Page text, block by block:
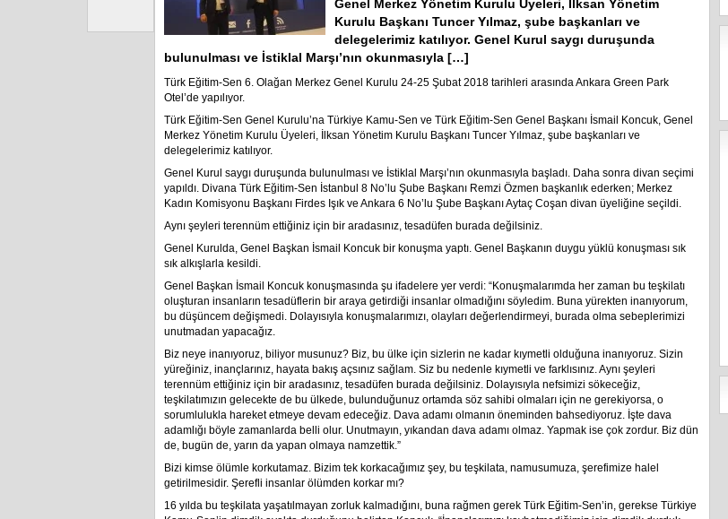
Genel Merkez Yönetim Kurulu Üyeleri, İlksan Yönetim
Kurulu Başkanı Tuncer Yılmaz, şube başkanları ve
delegelerimiz katılıyor. Genel Kurul saygı duruşunda
bulunulması ve İstiklal Marşı’nın okunmasıyla […]
Türk Eğitim-Sen 6. Olağan Merkez Genel Kurulu 24-25 Şubat 2018 tarihleri arasında Ankara Green Park
Otel’de yapılıyor.
Türk Eğitim-Sen Genel Kurulu’na Türkiye Kamu-Sen ve Türk Eğitim-Sen Genel Başkanı İsmail Koncuk, Genel
Merkez Yönetim Kurulu Üyeleri, İlksan Yönetim Kurulu Başkanı Tuncer Yılmaz, şube başkanları ve
delegelerimiz katılıyor.
Genel Kurul saygı duruşunda bulunulması ve İstiklal Marşı’nın okunmasıyla başladı. Daha sonra divan seçimi
yapıldı. Divana Türk Eğitim-Sen İstanbul 8 No’lu Şube Başkanı Remzi Özmen başkanlık ederken; Merkez
Kadın Komisyonu Başkanı Firdes Işık ve Ankara 6 No’lu Şube Başkanı Aytaç Coşan divan üyeliğine seçildi.
Aynı şeyleri terennüm ettiğiniz için bir aradasınız, tesadüfen burada değilsiniz.
Genel Kurulda, Genel Başkan İsmail Koncuk bir konuşma yaptı. Genel Başkanın duygu yüklü konuşması sık
sık alkışlarla kesildi.
Genel Başkan İsmail Koncuk konuşmasında şu ifadelere yer verdi: “Konuşmalarımda her zaman bu teşkilatı
oluşturan insanların tesadüflerin bir araya getirdiği insanlar olmadığını söyledim. Buna yürekten inanıyorum,
bu düşüncem değişmedi. Dolayısıyla konuşmalarımızı, olayları değerlendirmeyi, burada olma sebeplerimizi
unutmadan yapacağız.
Biz neye inanıyoruz, biliyor musunuz? Biz, bu ülke için sizlerin ne kadar kıymetli olduğuna inanıyoruz. Sizin
yüreğiniz, inançlarınız, hayata bakış açsınız sağlam. Siz bu nedenle kıymetli ve farklısınız. Aynı şeyleri
terennüm ettiğiniz için bir aradasınız, tesadüfen burada değilsiniz. Dolayısıyla nefsimizi sökeceğiz,
teşkilatımızın gelecekte de bu ülkede, bulunduğunuz ortamda söz sahibi olmaları için ne gerekiyorsa, o
sorumlulukla hareket etmeye devam edeceğiz. Dava adamı olmanın öneminden bahsediyoruz. İşte dava
adamlığı böyle zamanlarda belli olur. Unutmayın, yıkandan dava adamı olmaz. Yapmak ise çok zordur. Biz dün
de, bugün de, yarın da yapan olmaya namzettik.”
Bizi kimse ölümle korkutamaz. Bizim tek korkacağımız şey, bu teşkilata, namusumuza, şerefimize halel
getirilmesidir. Şerefli insanlar ölümden korkar mı?
16 yılda bu teşkilata yaşatılmayan zorluk kalmadığını, buna rağmen gerek Türk Eğitim-Sen’in, gerekse Türkiye